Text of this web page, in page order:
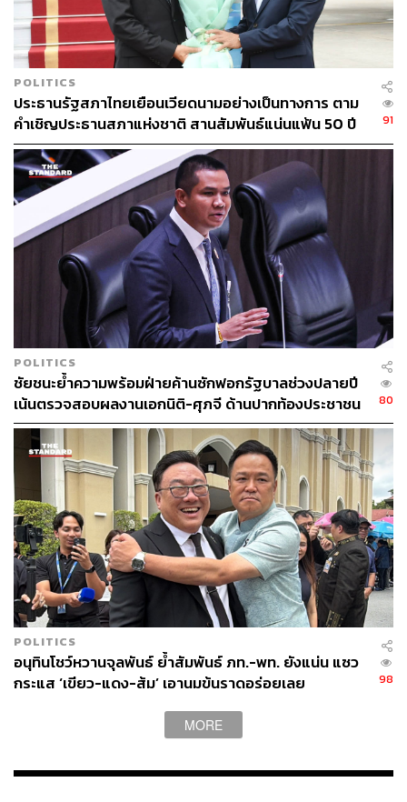
POLITICS
ประธานรัฐสภาไทยเยือนเวียดนามอย่างเป็นทางการ ตาม
คำเชิญประธานสภาแห่งชาติ สานสัมพันธ์แน่นแฟ้น 50 ปี
91
POLITICS
ชัยชนะย้ำความพร้อมฝ่ายค้านซักฟอกรัฐบาลช่วงปลายปี
เน้นตรวจสอบผลงานเอกนิติ-ศุภจี ด้านปากท้องประชาชน
80
POLITICS
อนุทินโชว์หวานจุลพันธ์ ย้ำสัมพันธ์ ภท.-พท. ยังแน่น แซว
กระแส ‘เขียว-แดง-ส้ม’ เอานมข้นราดอร่อยเลย
98
MORE